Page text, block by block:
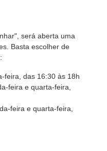
será aberta uma
Basta escolher de
feira, das 16:30 às 18h
feira e quarta-feira,
feira e quarta-feira,